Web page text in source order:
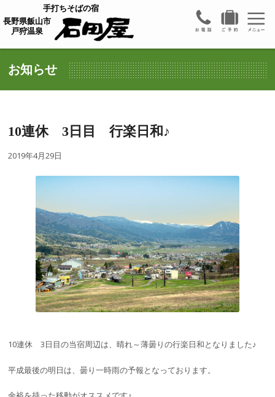
手打ちそばの宿
長野県飯山市
戸狩温泉
お知らせ
10連休 3日目 行楽日和♪
2019年4月29日
10連休 3日目の当宿周辺は、晴れ～薄曇りの行楽日和となりました♪
平成最後の明日は、曇り一時雨の予報となっております。